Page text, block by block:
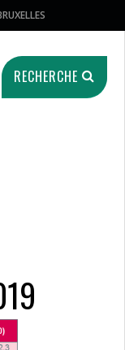
RECHERCHE